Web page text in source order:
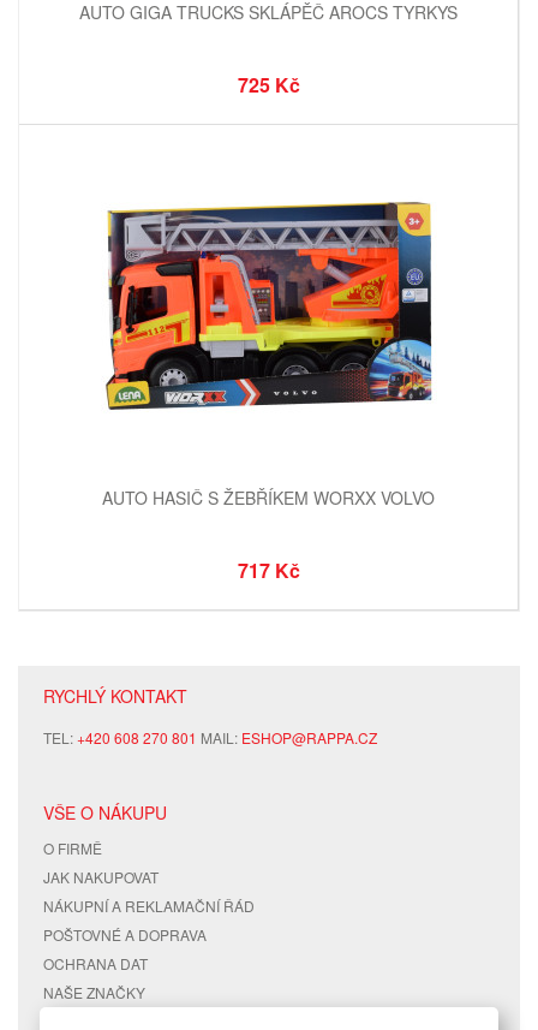
AUTO GIGA TRUCKS SKLÁPĚČ AROCS TYRKYS
725 Kč
AUTO HASIČ S ŽEBŘÍKEM WORXX VOLVO
717 Kč
RYCHLÝ KONTAKT
TEL:+420 608 270 801 MAIL: ESHOP@RAPPA.CZ
VŠE O NÁKUPU
O FIRMĚ
JAK NAKUPOVAT
NÁKUPNÍ A REKLAMAČNÍ ŘÁD
POŠTOVNÉ A DOPRAVA
OCHRANA DAT
NAŠE ZNAČKY